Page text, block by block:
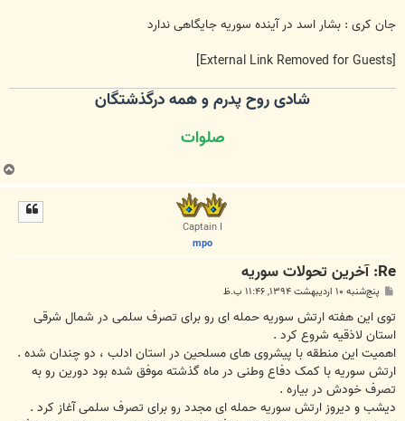
جان کری : بشار اسد در آینده سوریه جایگاهی ندارد
شادی روح پدرم و همه درگذشتگان
صلوات
ب
ا
Captain I
mpo
Re: آخرين تحولات سوريه
پ
ت
پنج‌شنبه ۱۰ اردیبهشت ۱۳۹۴, ۱۱:۴۶ ب.ظ
ﺗﻮﯼ ﺍﯾﻦ ﻫﻔﺘﻪ ﺍﺭﺗﺶ ﺳﻮﺭﯾﻪ ﺣﻤﻠﻪ ﺍﯼ ﺭﻭ ﺑﺮﺍﯼ ﺗﺼﺮﻑ ﺳﻠﻤﯽ ﺩﺭ ﺷﻤﺎﻝ ﺷﺮﻗﯽ
ﺍﺳﺘﺎﻥ ﻻﺫﻗﯿﻪ ﺷﺮﻭﻉ ﮐﺮﺩ .
ﺍﻫﻤﯿﺖ ﺍﯾﻦ ﻣﻨﻄﻘﻪ ﺑﺎ ﭘﯿﺸﺮﻭﯼ ﻫﺎﯼ ﻣﺴﻠﺤﯿﻦ ﺩﺭ ﺍﺳﺘﺎﻥ ﺍﺩﻟﺐ ، ﺩﻭ ﭼﻨﺪﺍﻥ ﺷﺪﻩ .
ﺍﺭﺗﺶ ﺳﻮﺭﯾﻪ ﺑﺎ ﮐﻤﮏ ﺩﻓﺎﻉ ﻭﻃﻨﯽ ﺩﺭ ﻣﺎﻩ ﮔﺬﺷﺘﻪ ﻣﻮﻓﻖ ﺷﺪﻩ ﺑﻮﺩ ﺩﻭﺭﯾﻦ ﺭﻭ ﺑﻪ
ﺗﺼﺮﻑ ﺧﻮﺩﺵ ﺩﺭ ﺑﯿﺎﺭﻩ .
ﺩﯾﺸﺐ ﻭ ﺩﯾﺮﻭﺯ ﺍﺭﺗﺶ ﺳﻮﺭﯾﻪ ﺣﻤﻠﻪ ﺍﯼ ﻣﺠﺪﺩ ﺭﻭ ﺑﺮﺍﯼ ﺗﺼﺮﻑ ﺳﻠﻤﯽ ﺁﻏﺎﺯ ﮐﺮﺩ .